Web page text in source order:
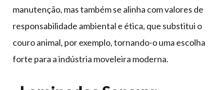
manutenção, mas também se alinha com valores de
responsabilidade ambiental e ética, que substitui o
couro animal, por exemplo, tornando-o uma escolha
forte para a indústria moveleira moderna.